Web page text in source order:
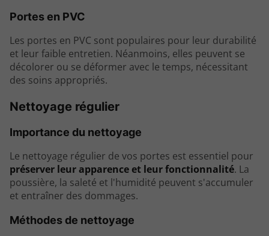
Portes en PVC
Les portes en PVC sont populaires pour leur durabilité
et leur faible entretien. Néanmoins, elles peuvent se
décolorer ou se déformer avec le temps, nécessitant
des soins appropriés.
Nettoyage régulier
Importance du nettoyage
Le nettoyage régulier de vos portes est essentiel pour
préserver leur apparence et leur fonctionnalité. La
poussière, la saleté et l'humidité peuvent s'accumuler
et entraîner des dommages.
Méthodes de nettoyage